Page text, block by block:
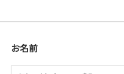
お名前